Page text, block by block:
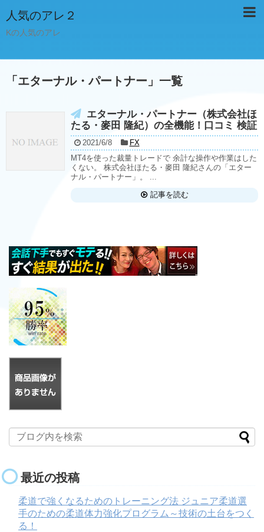
人気のアレ２
Kの人気のアレ
「 エターナル・パートナー 」 一覧
エターナル・パートナー（株式会社ほ
たる・麥田 隆紀）の全機能！口コミ 検証
2021/6/8
FX
MT4を使った裁量トレードで 余計な操作や作業はした
くない。 株式会社ほたる・麥田 隆紀さんの「エター
ナル・パートナー」。 ...
記事を読む
最近の投稿
柔道で強くなるためのトレーニング法 ジュニア柔道選
手のための柔道体力強化プログラム～技術の土台をつく
る！